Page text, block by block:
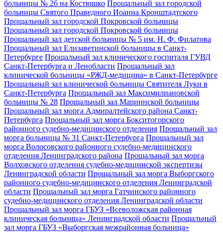
больницы № 26 на Костюшко Прощальный зал городской
больницы Святого Праведного Иоанна Кронштадтского
Прощальный зал городской Покровской больницы
Прощальный зал городской Покровской больницы
Прощальный зал детской больницы № 5 им. Н. Ф. Филатова
Прощальный зал Елизаветинской больницы в Санкт-
Петербурге Прощальный зал клинического госпиталя ГУВД
Санкт-Петербурга и Ленобласти Прощальный зал
клинической больницы «РЖД-медицина» в Санкт-Петербурге
Прощальный зал клинической больницы Святителя Луки в
Санкт-Петербурга Прощальный зал Максимилиановской
больницы № 28 Прощальный зал Мариинской больницы
Прощальный зал морга Адмиралтейского района Санкт-
Петербурга Прощальный зал морга Бокситогорского
районного судебно-медицинского отделения Прощальный зал
морга больницы № 31 Санкт-Петербурга Прощальный зал
морга Волосовского районного судебно-медицинского
отделения Ленинградского района Прощальный зал морга
Волховского отделения судебно-медицинской экспертизы
Ленинградской области Прощальный зал морга Выборгского
районного судебно-медицинского отделения Ленинградской
области Прощальный зал морга Гатчинского районного
судебно-медицинского отделения Ленинградской области
Прощальный зал морга ГБУЗ «Всеволожская районная
клиническая больница» Ленинградской области Прощальный
зал морга ГБУЗ «Выборгская межрайонная больница»